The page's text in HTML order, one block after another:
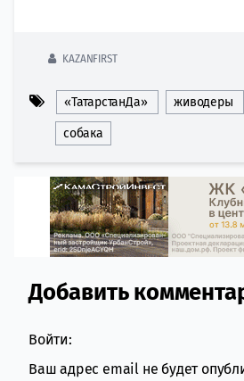
KAZANFIRST
«ТатарстанДа» живодеры
собака
Comment
Добавить
Войти:
Ваш адрес email не будет